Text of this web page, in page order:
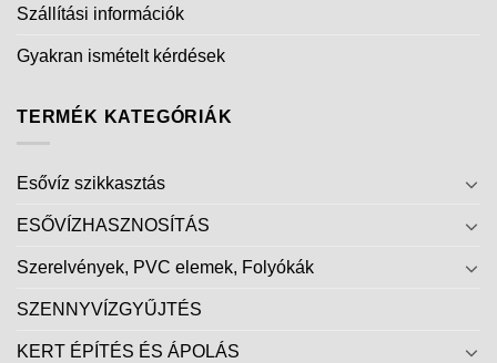
Szállítási információk
Gyakran ismételt kérdések
TERMÉK KATEGÓRIÁK
Esővíz szikkasztás
ESŐVÍZHASZNOSÍTÁS
Szerelvények, PVC elemek, Folyókák
SZENNYVÍZGYŰJTÉS
KERT ÉPÍTÉS ÉS ÁPOLÁS